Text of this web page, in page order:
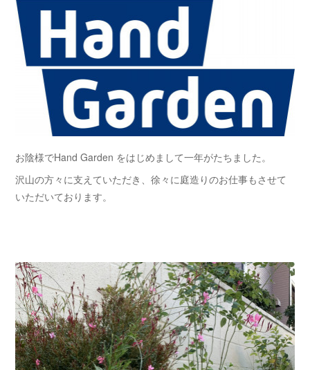
お陰様でHand Garden をはじめまして一年がたちました。
沢山の方々に支えていただき、徐々に庭造りのお仕事もさせて
いただいております。